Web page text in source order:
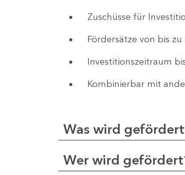
​​​​​​Zuschüsse für
Fördersätze von bis zu
Investitionszeitraum
Kombinierbar mit
Was wird
Wer wird